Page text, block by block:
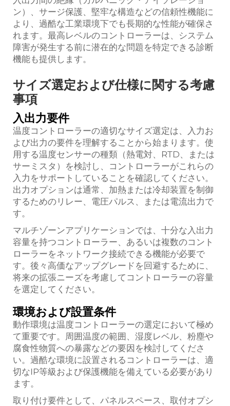
ン）、サージ保護、堅牢な構造などの信頼性機能に
より、過酷な工業環境下でも長期的な性能が確保さ
れます。最高レベルのコントローラーは、システム
障害が発生する前に潜在的な問題を特定できる診断
機能も提供します。
サイズ選定および仕様に関する考慮
事項
入出力要件
温度コントローラーの適切なサイズ選定は、入力お
よび出力の要件を理解することから始まります。使
用する温度センサーの種類（熱電対、RTD、または
サーミスタ）を検討し、コントローラーがこれらの
入力をサポートしていることを確認してください。
出力オプションは通常、加熱または冷却装置を制御
するためのリレー、電圧パルス、または電流出力で
す。
マルチゾーンアプリケーションでは、十分な入出力
容量を持つコントローラー、あるいは複数のコント
ローラーをネットワーク接続できる機能が必要で
す。後々高価なアップグレードを回避するために、
将来の拡張ニーズを考慮してコントローラーの容量
を選定してください。
環境および設置条件
動作環境は温度コントローラーの選定において極め
て重要です。周囲温度の範囲、湿度レベル、粉塵や
腐食性物質への暴露などの要因を検討してくださ
い。過酷な環境に設置されるコントローラーは、適
切なIP等級および保護機能を備えている必要があり
ます。
取り付け要件として、パネルスペース、取付オプシ